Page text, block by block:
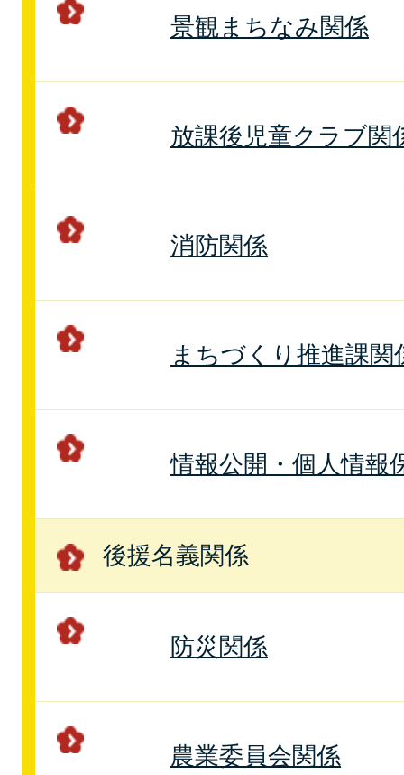
景観まちなみ関係
放課後児童クラブ関
消防関係
まちづくり推進課関
情報公開・個人情報
後援名義関係
防災関係
農業委員会関係